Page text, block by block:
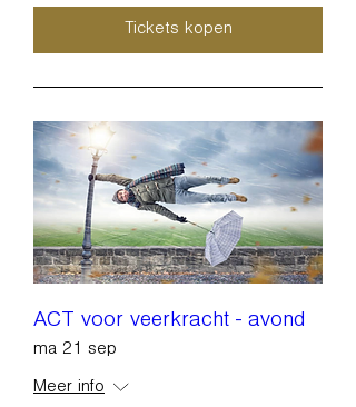
Tickets kopen
ACT voor veerkracht - avond
ma 21 sep
Meer info